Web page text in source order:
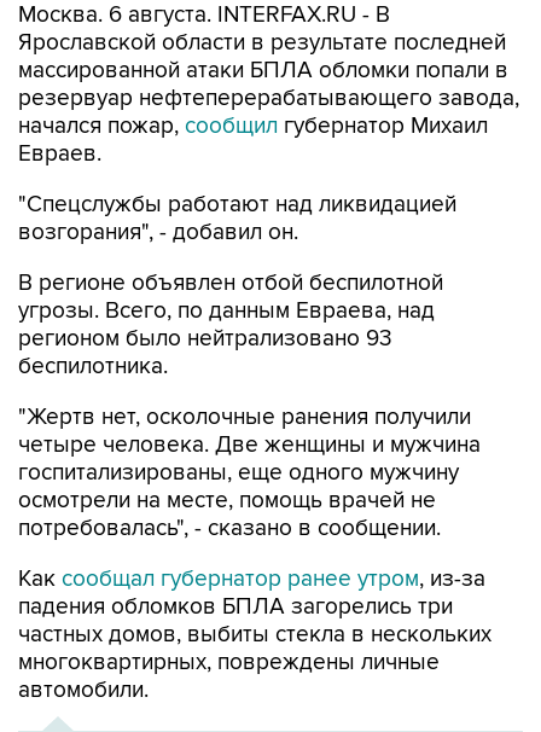
Москва. 6 августа. INTERFAX.RU - В
Ярославской области в результате последней
массированной атаки БПЛА обломки попали в
резервуар нефтеперерабатывающего завода,
начался пожар, сообщил губернатор Михаил
Евраев.
"Спецслужбы работают над ликвидацией
возгорания", - добавил он.
В регионе объявлен отбой беспилотной
угрозы. Всего, по данным Евраева, над
регионом было нейтрализовано 93
беспилотника.
"Жертв нет, осколочные ранения получили
четыре человека. Две женщины и мужчина
госпитализированы, еще одного мужчину
осмотрели на месте, помощь врачей не
потребовалась", - сказано в сообщении.
Как сообщал губернатор ранее утром, из-за
падения обломков БПЛА загорелись три
частных домов, выбиты стекла в нескольких
многоквартирных, повреждены личные
автомобили.